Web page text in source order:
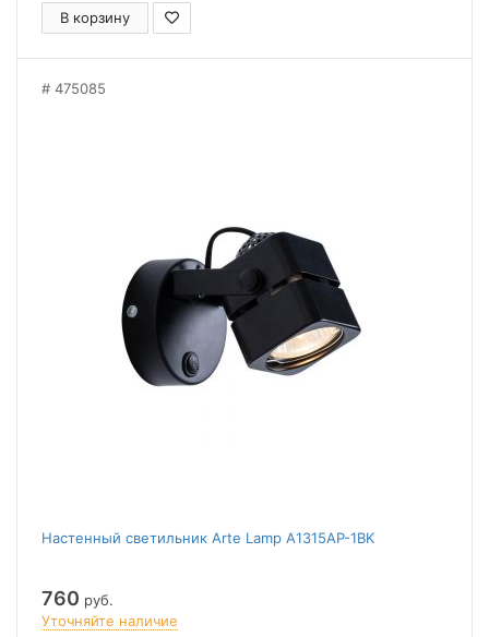
В корзину
475085
Настенный светильник Arte Lamp A1315AP-1BK
760 руб.
Уточняйте наличие